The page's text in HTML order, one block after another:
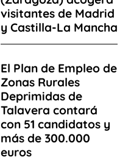
visitantes de Madrid
y Castilla-La Mancha
El Plan de Empleo de
Zonas Rurales
Deprimidas de
Talavera contará
con 51 candidatos y
más de 300.000
euros